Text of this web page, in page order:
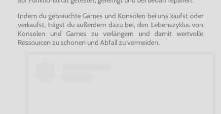
Indem du gebrauchte Games und Konsolen bei uns kaufst oder
verkaufst, trägst du außerdem dazu bei, den Lebenszyklus von
Konsolen und Games zu verlängern und damit wertvolle
Ressourcen zu schonen und Abfall zu vermeiden.